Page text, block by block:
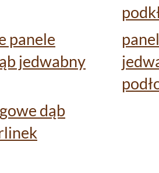
panele
jedwabny
dąb